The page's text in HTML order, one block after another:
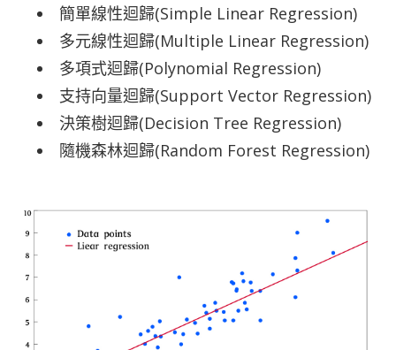
簡單線性迴歸(Simple Linear Regression)
多元線性迴歸(Multiple Linear Regression)
多項式迴歸(Polynomial Regression)
支持向量迴歸(Support Vector Regression)
決策樹迴歸(Decision Tree Regression)
隨機森林迴歸(Random Forest Regression)